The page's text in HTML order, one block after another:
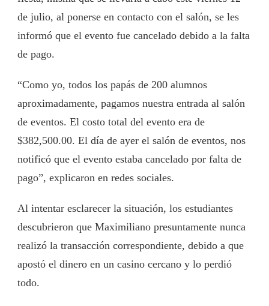
de julio, al ponerse en contacto con el salón, se les
informó que el evento fue cancelado debido a la falta
de pago.
“Como yo, todos los papás de 200 alumnos
aproximadamente, pagamos nuestra entrada al salón
de eventos. El costo total del evento era de
$382,500.00. El día de ayer el salón de eventos, nos
notificó que el evento estaba cancelado por falta de
pago”, explicaron en redes sociales.
Al intentar esclarecer la situación, los estudiantes
descubrieron que Maximiliano presuntamente nunca
realizó la transacción correspondiente, debido a que
apostó el dinero en un casino cercano y lo perdió
todo.